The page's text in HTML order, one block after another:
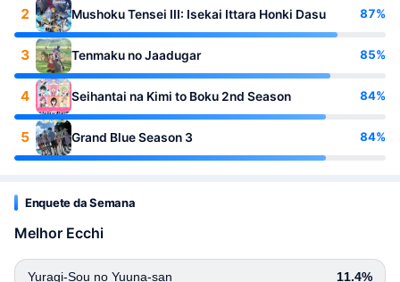
2 Mushoku Tensei III: Isekai Ittara Honki Dasu 87%
3 Tenmaku no Jaadugar 85%
4 Seihantai na Kimi to Boku 2nd Season 84%
5 Grand Blue Season 3 84%
Enquete da Semana
Melhor Ecchi
Yuragi-Sou no Yuuna-san 11.4%